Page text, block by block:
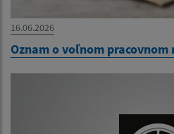
16.06.2026
Oznam o voľnom pracovnom